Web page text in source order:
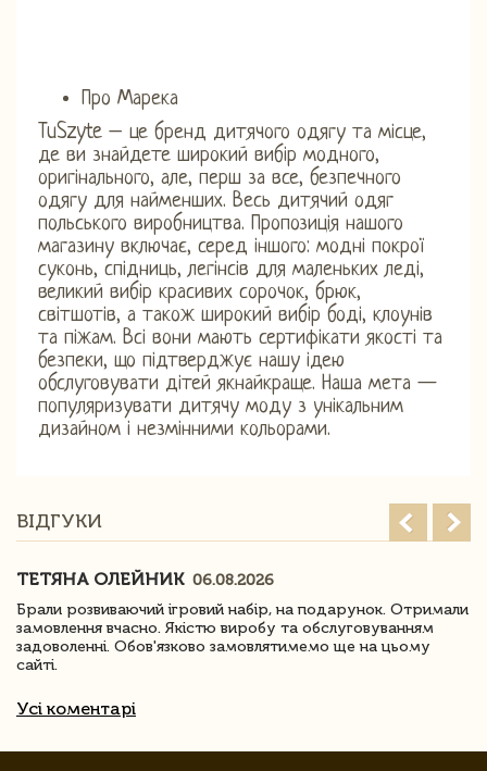
Про Марека
TuSzyte – це бренд дитячого одягу та місце,
де ви знайдете широкий вибір модного,
оригінального, але, перш за все, безпечного
одягу для найменших. Весь дитячий одяг
польського виробництва. Пропозиція нашого
магазину включає, серед іншого: модні покрої
суконь, спідниць, легінсів для маленьких леді,
великий вибір красивих сорочок, брюк,
світшотів, а також широкий вибір боді, клоунів
та піжам. Всі вони мають сертифікати якості та
безпеки, що підтверджує нашу ідею
обслуговувати дітей якнайкраще. Наша мета —
популяризувати дитячу моду з унікальним
дизайном і незмінними кольорами.
ВІДГУКИ
ТЕТЯНА ОЛЕЙНИК 06.08.2026
Брали розвиваючий ігровий набір, на подарунок. Отримали
замовлення вчасно. Якістю виробу та обслуговуванням
задоволенні. Обов'язково замовлятимемо ще на цьому
сайті.
Усі коментарі